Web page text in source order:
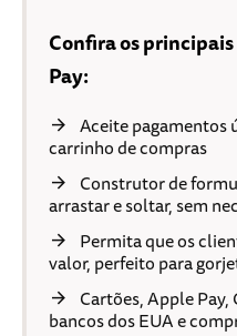
Confira os
Pay:
Aceite pagamentos
carrinho de compras
Construtor de
arrastar e soltar, sem
Permita que os
valor, perfeito para
Cartões, Apple
bancos dos EUA e